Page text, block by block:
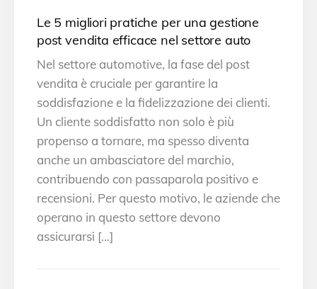
Le 5 migliori pratiche per una gestione
post vendita efficace nel settore auto
Nel settore automotive, la fase del post
vendita è cruciale per garantire la
soddisfazione e la fidelizzazione dei clienti.
Un cliente soddisfatto non solo è più
propenso a tornare, ma spesso diventa
anche un ambasciatore del marchio,
contribuendo con passaparola positivo e
recensioni. Per questo motivo, le aziende che
operano in questo settore devono
assicurarsi […]